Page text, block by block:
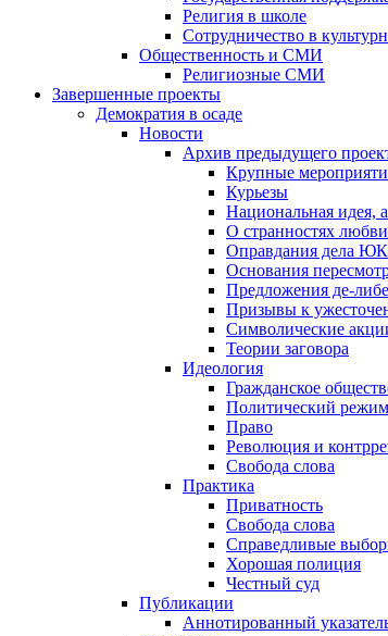
Религия в школе
Сотрудничество в
Общественность и СМИ
Религиозные СМИ
Завершенные проекты
Демократия в осаде
Новости
Архив предыдущего
Крупные
Курьезы
Национальная идея,
О странностях
Оправдания дела
Основания
Предложения де-
Призывы к
Символические
Теории заговора
Идеология
Гражданское
Политический режим
Право
Революция и
Свобода слова
Практика
Приватность
Свобода слова
Справедливые
Хорошая полиция
Честный суд
Публикации
Аннотированный